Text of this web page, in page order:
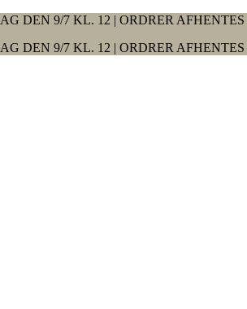
DEN 9/7 KL. 12 | ORDRER
DEN 9/7 KL. 12 | ORDRER